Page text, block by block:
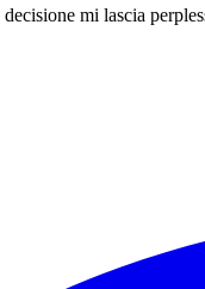
mi lascia